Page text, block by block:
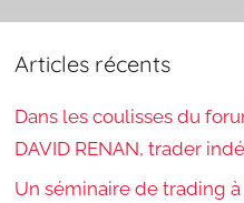
Articles récents
Dans les coulisses du
DAVID RENAN, trader
Un séminaire de trading